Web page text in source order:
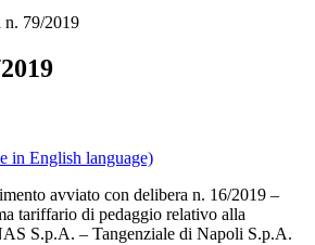
n. 79/2019
in English language)
avviato con delibera n. 16/2019 –
tariffario di pedaggio relativo alla
S.p.A. – Tangenziale di Napoli S.p.A.